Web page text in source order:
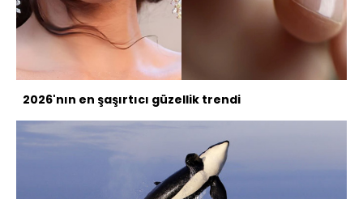
2026'nın en şaşırtıcı güzellik trendi